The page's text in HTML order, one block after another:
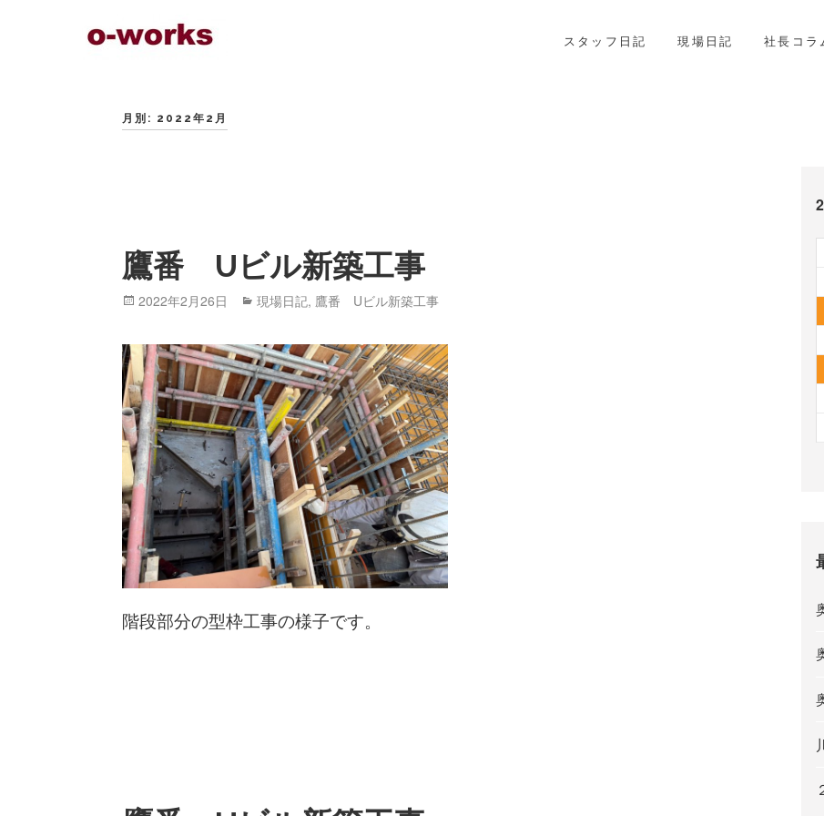
スタッフ日記 現場日記 社長コラ
月別: 2022年2月
鷹番 Uビル新築工事
Posted
2022年2月26日 Categories
現場日記, 鷹番 Uビル新築工事
階段部分の型枠工事の様子です。